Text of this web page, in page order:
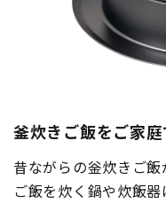
釜炊きご飯をご家庭
昔ながらの釡炊きご飯
ご飯を炊く鍋や炊飯